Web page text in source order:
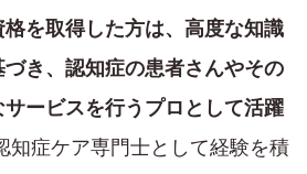
を取得した方は、高度な知識
き、認知症の患者さんやその
ービスを行うプロとして活躍
知症ケア専門士として経験を積